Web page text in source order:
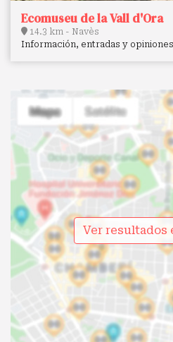
Ecomuseu de la Vall d'Ora
14.3 km - Navès
Información, entradas y opiniones
Ver resultados